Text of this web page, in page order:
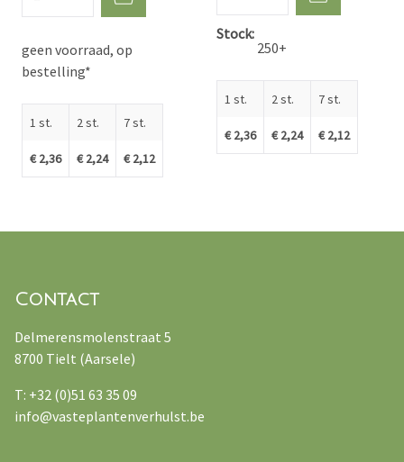
geen voorraad, op
bestelling*
1 st.
€ 2,36
2 st.
€ 2,24
7 st.
€ 2,12
Stock
250+
1 st.
€ 2,36
2 st.
€ 2,24
7 st.
€ 2,12
Contact
Delmerensmolenstraat 5
8700 Tielt (Aarsele)
T: +32 (0)51 63 35 09
info@vasteplantenverhulst.be